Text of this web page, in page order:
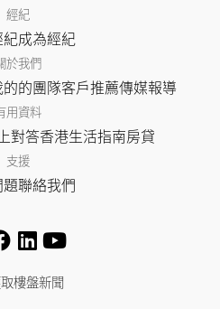
經紀
紀成為經紀
於我們
的的團隊客戶推薦傳媒報導
用資料
對答香港生活指南房貸
支援
題聯絡我們
樓盤新聞